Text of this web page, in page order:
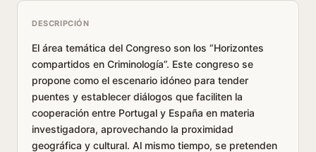
DESCRIPCIÓN
El área temática del Congreso son los “Horizontes
compartidos en Criminología”. Este congreso se
propone como el escenario idóneo para tender
puentes y establecer diálogos que faciliten la
cooperación entre Portugal y España en materia
investigadora, aprovechando la proximidad
geográfica y cultural. Al mismo tiempo, se pretenden